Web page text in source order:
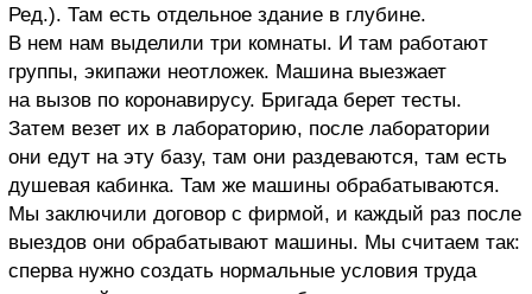
Ред.). Там есть отдельное здание в глубине.
В нем нам выделили три комнаты. И там работают
группы, экипажи неотложек. Машина выезжает
на вызов по коронавирусу. Бригада берет тесты.
Затем везет их в лабораторию, после лаборатории
они едут на эту базу, там они раздеваются, там есть
душевая кабинка. Там же машины обрабатываются.
Мы заключили договор с фирмой, и каждый раз после
выездов они обрабатывают машины. Мы считаем так:
сперва нужно создать нормальные условия труда